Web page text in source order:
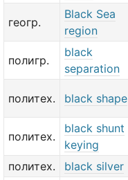
геогр.
Black Sea
region
полигр.
black
separation
политех. black shape
политех.
black shunt
keying
политех.
black silver